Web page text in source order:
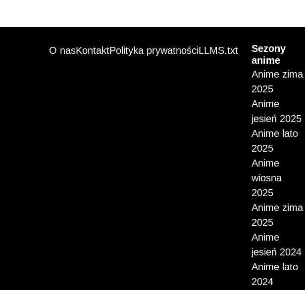
O nasKontaktPolityka prywatnościLLMS.txt
Sezony
anime
Anime zima
2025
Anime
jesień 2025
Anime lato
2025
Anime
wiosna
2025
Anime zima
2025
Anime
jesień 2024
Anime lato
2024